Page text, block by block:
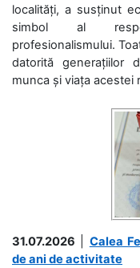
localități, a susținut
simbol al
profesionalismului.
datorită generațiilor
munca și viața acestei
31.07.2026
Calea
de ani de activitate